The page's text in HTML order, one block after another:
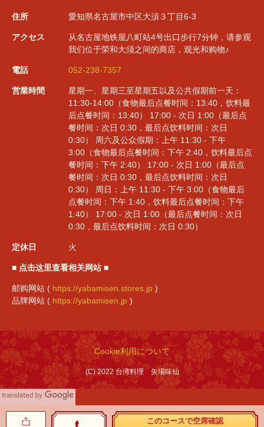
住所 愛知県名古屋市中区大須３丁目6-3
アクセス
从名古屋地铁屋八町站4号出口步行7分钟，请参观
我们位于荣和大须之间的商店，观光和购物♪
電話 052-238-7357
営業時間
星期一、星期三至星期五以及公共假期前一天：
11:30-14:00（食物最后点餐时间：13:40，饮料最
后点餐时间：13:40） 17:00 - 次日 1:00（最后点
餐时间：次日 0:30，最后点饮料时间：次日
0:30） 周六及公众假期：上午 11:30 - 下午
3:00（食物最后点餐时间：下午 2:40，饮料最后点
餐时间：下午 2:40） 17:00 - 次日 1:00（最后点
餐时间：次日 0:30，最后点饮料时间：次日
0:30） 周日：上午 11:30 - 下午 3:00（食物最后
点餐时间：下午 1:40，饮料最后点餐时间：下午
1:40） 17:00 - 次日 1:00（最后点餐时间：次日
0:30，最后点饮料时间：次日 0:30）
定休日 火
■ 点击这里查看相关网站 ■
邮购网站 ( https://yabamisen.stores.jp )
品牌网站 ( https://yabamisen.jp )
Cookie利用について
(C) 2022 台湾料理 矢場味仙
このコースで空席確認